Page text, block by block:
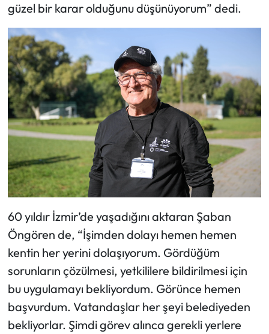
güzel bir karar olduğunu düşünüyorum” dedi.
60 yıldır İzmir’de yaşadığını aktaran Şaban
Öngören de, “İşimden dolayı hemen hemen
kentin her yerini dolaşıyorum. Gördüğüm
sorunların çözülmesi, yetkililere bildirilmesi için
bu uygulamayı bekliyordum. Görünce hemen
başvurdum. Vatandaşlar her şeyi belediyeden
bekliyorlar. Şimdi görev alınca gerekli yerlere